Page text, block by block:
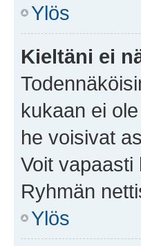
Ylös
Kieltäni ei
kukaan ei
he voisivat
Voit
Ryhmän
Ylös